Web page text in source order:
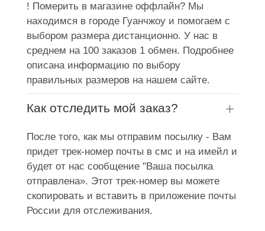
! Померить в магазине оффлайн? Мы
находимся в городе Гуанчжоу и помогаем с
выбором размера дистанционно. У нас в
среднем на 100 заказов 1 обмен. Подробнее
описана информацию по выбору
правильных размеров на нашем сайте.
Как отследить мой заказ?
После того, как мы отправим посылку - Вам
придет трек-номер почты в смс и на имейл и
будет от нас сообщение "Ваша посылка
отправлена». Этот трек-номер вы можете
скопировать и вставить в приложение почты
России для отслеживания.